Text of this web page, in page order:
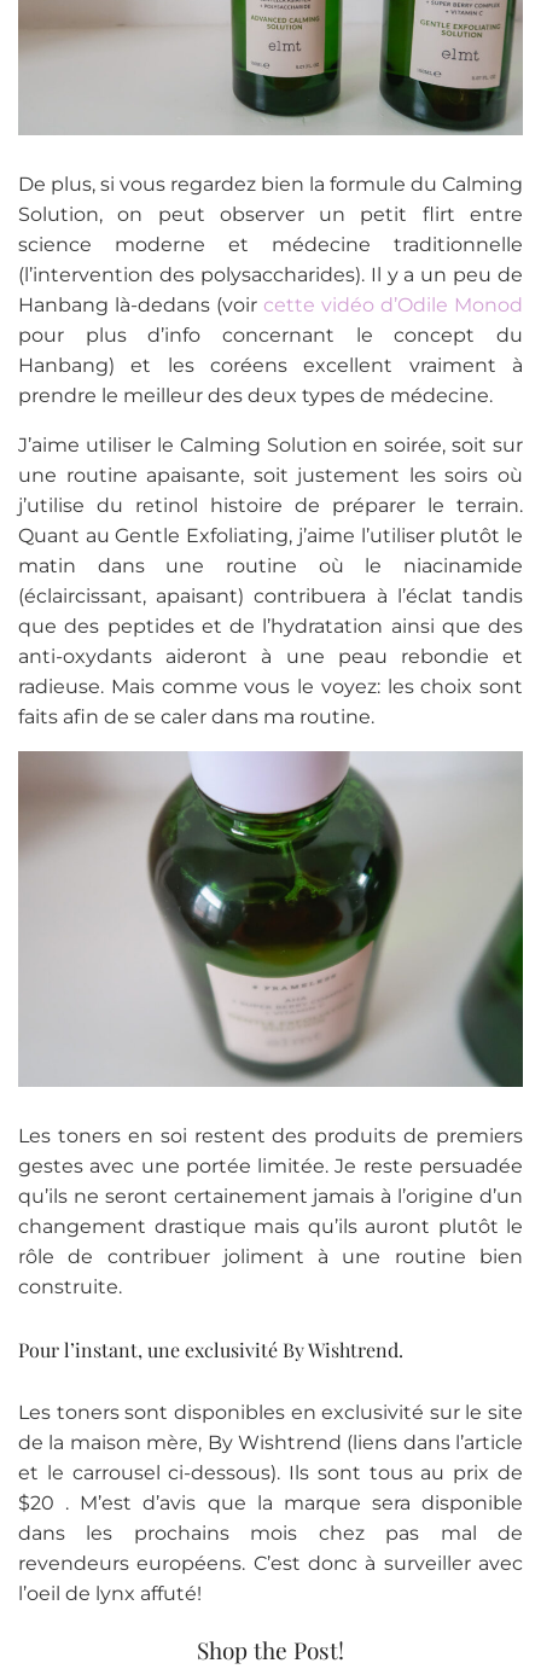
De plus, si vous regardez bien la formule du Calming
Solution, on peut observer un petit flirt entre
science moderne et médecine traditionnelle
(l’intervention des polysaccharides). Il y a un peu de
Hanbang là-dedans (voir cette vidéo d’Odile Monod
pour plus d’info concernant le concept du
Hanbang) et les coréens excellent vraiment à
prendre le meilleur des deux types de médecine.
J’aime utiliser le Calming Solution en soirée, soit sur
une routine apaisante, soit justement les soirs où
j’utilise du retinol histoire de préparer le terrain.
Quant au Gentle Exfoliating, j’aime l’utiliser plutôt le
matin dans une routine où le niacinamide
(éclaircissant, apaisant) contribuera à l’éclat tandis
que des peptides et de l’hydratation ainsi que des
anti-oxydants aideront à une peau rebondie et
radieuse. Mais comme vous le voyez: les choix sont
faits afin de se caler dans ma routine.
Les toners en soi restent des produits de premiers
gestes avec une portée limitée. Je reste persuadée
qu’ils ne seront certainement jamais à l’origine d’un
changement drastique mais qu’ils auront plutôt le
rôle de contribuer joliment à une routine bien
construite.
Pour l’instant, une exclusivité By Wishtrend.
Les toners sont disponibles en exclusivité sur le site
de la maison mère, By Wishtrend (liens dans l’article
et le carrousel ci-dessous). Ils sont tous au prix de
$20 . M’est d’avis que la marque sera disponible
dans les prochains mois chez pas mal de
revendeurs européens. C’est donc à surveiller avec
l’oeil de lynx affuté!
Shop the Post!